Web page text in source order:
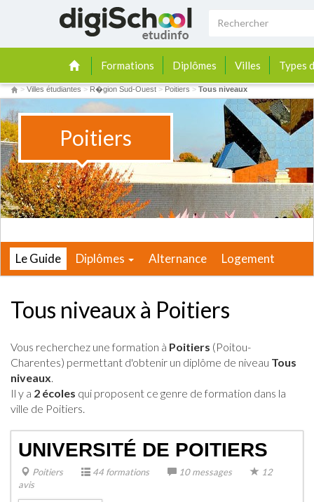
Formations Diplômes Villes Types
> Villes étudiantes > R�gion Sud-Ouest > Poitiers > Tous niveaux
Poitiers
Le Guide Diplômes Alternance Logement
Tous niveaux à Poitiers
Vous recherchez une formation à Poitiers (Poitou-
Charentes) permettant d'obtenir un diplôme de niveau Tous
niveaux.
Il y a 2 écoles qui proposent ce genre de formation dans la
ville de Poitiers.
UNIVERSITÉ DE POITIERS
Poitiers 44 formations 10 messages
12
avis